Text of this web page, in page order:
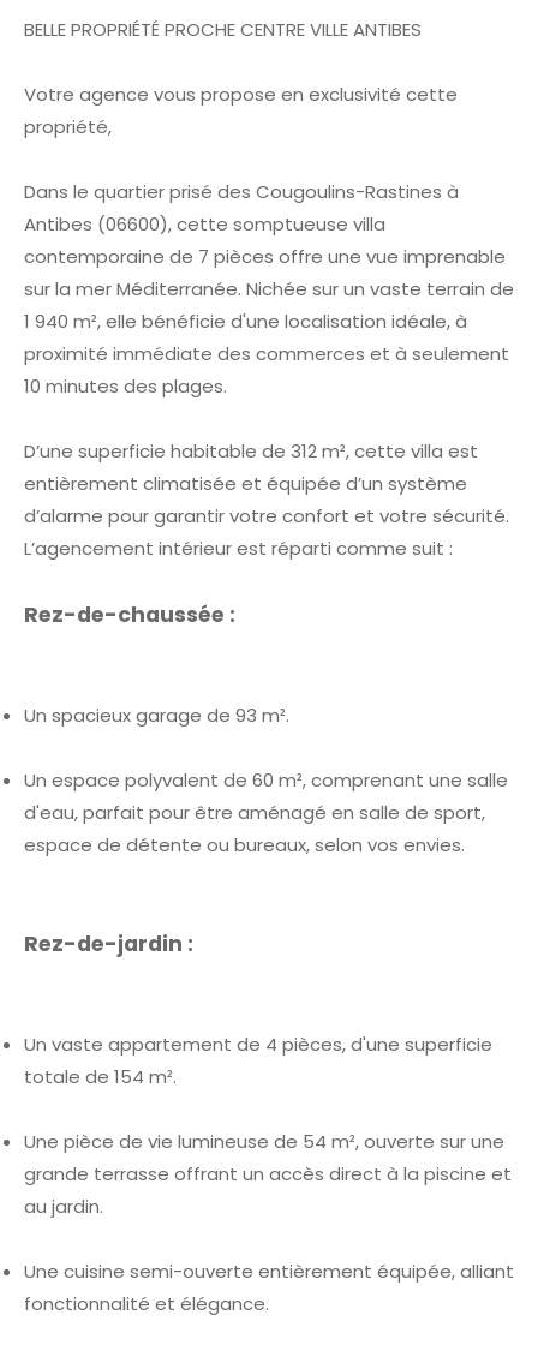
BELLE PROPRIÉTÉ PROCHE CENTRE VILLE ANTIBES
Votre agence vous propose en exclusivité cette
propriété,
Dans le quartier prisé des Cougoulins-Rastines à
Antibes (06600), cette somptueuse villa
contemporaine de 7 pièces offre une vue imprenable
sur la mer Méditerranée. Nichée sur un vaste terrain de
1 940 m², elle bénéficie d'une localisation idéale, à
proximité immédiate des commerces et à seulement
10 minutes des plages.
D’une superficie habitable de 312 m², cette villa est
entièrement climatisée et équipée d’un système
d’alarme pour garantir votre confort et votre sécurité.
L’agencement intérieur est réparti comme suit :
Rez-de-chaussée :
Un spacieux garage de 93 m².
Un espace polyvalent de 60 m², comprenant une salle
d'eau, parfait pour être aménagé en salle de sport,
espace de détente ou bureaux, selon vos envies.
Rez-de-jardin :
Un vaste appartement de 4 pièces, d'une superficie
totale de 154 m².
Une pièce de vie lumineuse de 54 m², ouverte sur une
grande terrasse offrant un accès direct à la piscine et
au jardin.
Une cuisine semi-ouverte entièrement équipée, alliant
fonctionnalité et élégance.